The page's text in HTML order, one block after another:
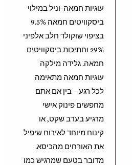
עוגיות חמאה-וניל במילוי
ביסקוויטים חמאה 9.5%
בציפוי שוקולד חלב אלפיני
29% וחתיכות ביסקוויטים
חמאה. גלידה מילקה
עוגיות חמאה מתאימה
לכל רגע – בין אם אתם
מחפשים פינוק אישי
מרגיע בערב שקט, או
קינוח מיוחד לאירוח שיפיל
את האורחים מהכיסא.
מדובר בטעם שמרגיש כמו